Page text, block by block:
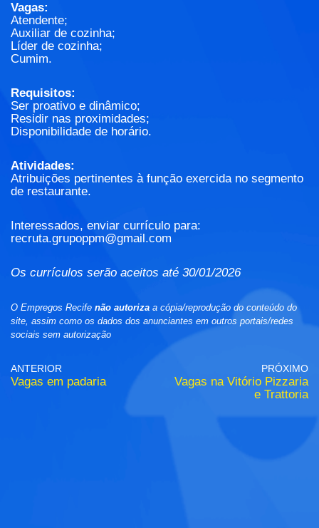
Vagas:
Atendente;
Auxiliar de cozinha;
Líder de cozinha;
Cumim.
Requisitos:
Ser proativo e dinâmico;
Residir nas proximidades;
Disponibilidade de horário.
Atividades:
Atribuições pertinentes à função exercida no segmento
de restaurante.
Interessados, enviar currículo para:
recruta.grupoppm@gmail.com
Os currículos serão aceitos até 30/01/2026
O Empregos Recife não autoriza a cópia/reprodução do conteúdo do
site, assim como os dados dos anunciantes em outros portais/redes
sociais sem autorização
ANTERIOR
Vagas em padaria
PRÓXIMO
Vagas na Vitório Pizzaria
e Trattoria